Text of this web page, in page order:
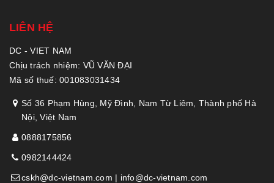
LIÊN HỆ
DC - VIET NAM
Chịu trách nhiệm: VŨ VĂN ĐẠI
Mã số thuế: 001083031434
Số 36 Phạm Hùng, Mỹ Đình, Nam Từ Liêm, Thành phố Hà
Nội, Việt Nam
0888175856
0982144424
cskh@dc-vietnam.com | info@dc-vietnam.com